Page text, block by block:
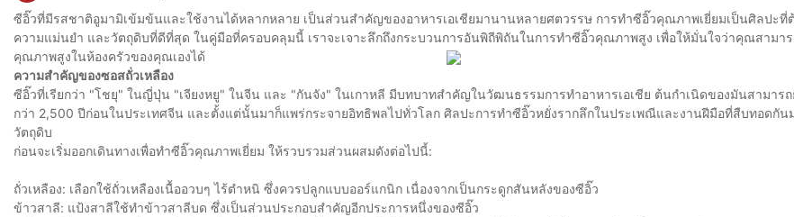
ซีอิ๊วที่มีรสชาติอูมามิเข้มข้นและใช้งานได้หลากหลาย เป็นส่วนสำคัญของอาหารเอเชียมานานหลายศตวรรษ การทำซีอิ๊วคุณภาพเยี่ยมเป็นศิลปะที่
ความแม่นยำ และวัตถุดิบที่ดีที่สุด ในคู่มือที่ครอบคลุมนี้ เราจะเจาะลึกถึงกระบวนการอันพิถีพิถันในการทำซีอิ๊วคุณภาพสูง เพื่อให้มั่นใจว่าคุณสามา
คุณภาพสูงในห้องครัวของคุณเองได้
ความสำคัญของซอสถั่วเหลือง
ซีอิ๊วที่เรียกว่า "โชยุ" ในญี่ปุ่น "เจียงหยู" ในจีน และ "กันจัง" ในเกาหลี มีบทบาทสำคัญในวัฒนธรรมการทำอาหารเอเชีย ต้นกำเนิดของมันสามาร
กว่า 2,500 ปีก่อนในประเทศจีน และตั้งแต่นั้นมาก็แพร่กระจายอิทธิพลไปทั่วโลก ศิลปะการทำซีอิ๊วหยั่งรากลึกในประเพณีและงานฝีมือที่สืบทอดกัน
วัตถุดิบ
ก่อนจะเริ่มออกเดินทางเพื่อทำซีอิ๊วคุณภาพเยี่ยม ให้รวบรวมส่วนผสมดังต่อไปนี้:
ถั่วเหลือง: เลือกใช้ถั่วเหลืองเนื้ออวบๆ ไร้ตำหนิ ซึ่งควรปลูกแบบออร์แกนิก เนื่องจากเป็นกระดูกสันหลังของซีอิ๊ว
ข้าวสาลี: แป้งสาลีใช้ทำข้าวสาลีบด ซึ่งเป็นส่วนประกอบสำคัญอีกประการหนึ่งของซีอิ๊ว